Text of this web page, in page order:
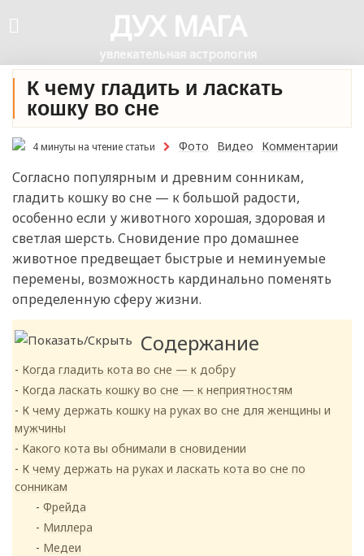
ДУХ МАГА
увлекательная астрология
К чему гладить и ласкать
кошку во сне
4 минуты на чтение статьи Фото Видео Комментарии
Согласно популярным и древним сонникам,
гладить кошку во сне — к большой радости,
особенно если у животного хорошая, здоровая и
светлая шерсть. Сновидение про домашнее
животное предвещает быстрые и неминуемые
перемены, возможность кардинально поменять
определенную сферу жизни.
Содержание
Когда гладить кота во сне — к добру
Когда ласкать кошку во сне — к неприятностям
К чему держать кошку на руках во сне для женщины и
мужчины
Какого кота вы обнимали в сновидении
К чему держать на руках и ласкать кота во сне по
сонникам
Фрейда
Миллера
Медеи